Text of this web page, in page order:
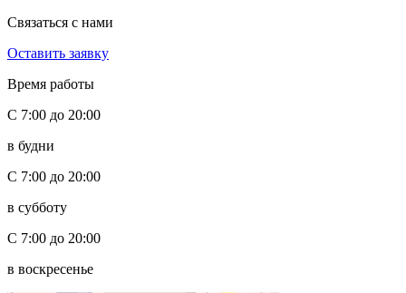
Связаться с нами
Оставить заявку
Время работы
С 7:00 до 20:00
в будни
С 7:00 до 20:00
в субботу
С 7:00 до 20:00
в воскресенье